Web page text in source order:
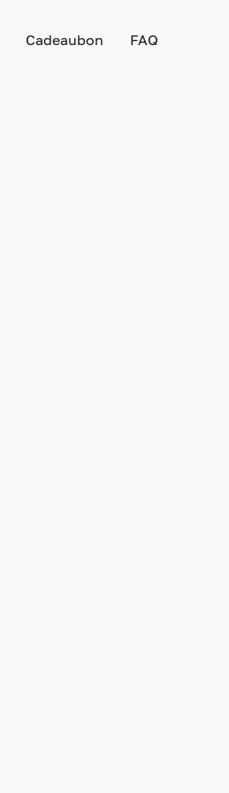
Cadeaubon FAQ